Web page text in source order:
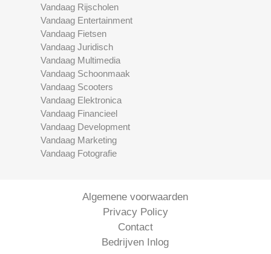
Vandaag Rijscholen
Vandaag Entertainment
Vandaag Fietsen
Vandaag Juridisch
Vandaag Multimedia
Vandaag Schoonmaak
Vandaag Scooters
Vandaag Elektronica
Vandaag Financieel
Vandaag Development
Vandaag Marketing
Vandaag Fotografie
Algemene voorwaarden
Privacy Policy
Contact
Bedrijven Inlog